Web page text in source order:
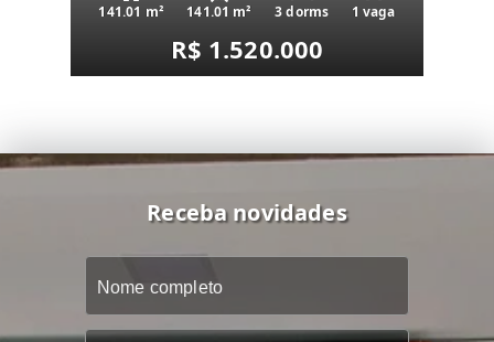
141.01 m² 141.01 m² 3 dorms 1 vaga
R$ 1.520.000
Receba novidades